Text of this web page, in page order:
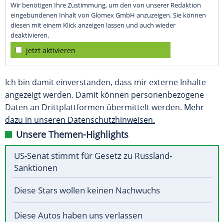
Wir benötigen Ihre Zustimmung, um den von unserer Redaktion
eingebundenen Inhalt von Glomex GmbH anzuzeigen. Sie können
diesen mit einem Klick anzeigen lassen und auch wieder
deaktivieren.
jetzt aktivieren
Ich bin damit einverstanden, dass mir externe Inhalte
angezeigt werden. Damit können personenbezogene
Daten an Drittplattformen übermittelt werden. Mehr
dazu in unseren Datenschutzhinweisen.
Unsere Themen-Highlights
US-Senat stimmt für Gesetz zu Russland-
Sanktionen
Diese Stars wollen keinen Nachwuchs
Diese Autos haben uns verlassen